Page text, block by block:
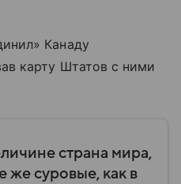
Канаду
карту Штатов с ними
страна мира,
же суровые, как в